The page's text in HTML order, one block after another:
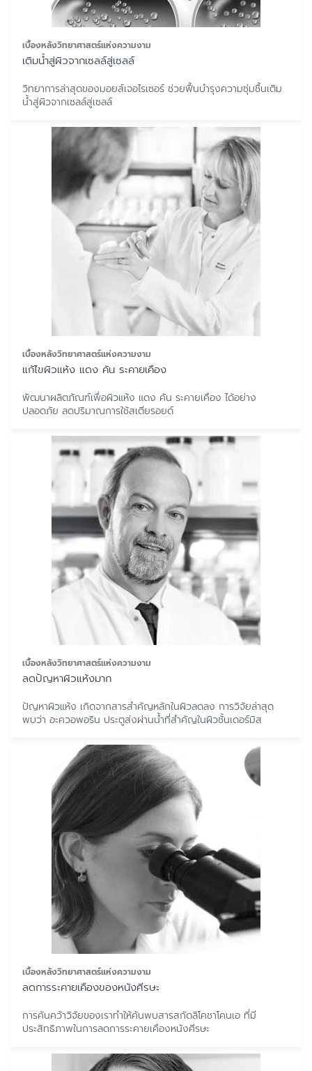
เบื้องหลังวิทยาศาสตร์แห่งความงาม
เติมน้ำสู่ผิวจากเซลล์สู่เซลล์
วิทยาการล่าสุดของมอยส์เจอไรเซอร์ ช่วยฟื้นบำรุงความชุ่มชื้นเติม
น้ำสู่ผิวจากเซลล์สู่เซลล์
เบื้องหลังวิทยาศาสตร์แห่งความงาม
แก้ไขผิวแห้ง แดง คัน ระคายเคือง
พัฒนาผลิตภัณฑ์เพื่อผิวแห้ง แดง คัน ระคายเคือง ได้อย่าง
ปลอดภัย ลดปริมาณการใช้สเตียรอยด์
เบื้องหลังวิทยาศาสตร์แห่งความงาม
ลดปัญหาผิวแห้งมาก
ปัญหาผิวแห้ง เกิดจากสารสำคัญหลักในผิวลดลง การวิจัยล่าสุด
พบว่า อะควอพอริน ประตูส่งผ่านน้ำที่สำคัญในผิวชั้นเดอร์มิส
เบื้องหลังวิทยาศาสตร์แห่งความงาม
ลดการระคายเคืองของหนังศีรษะ
การค้นคว้าวิจัยของเราทำให้ค้นพบสารสกัดลิโคชาโคนเอ ที่มี
ประสิทธิภาพในการลดการระคายเคืองหนังศีรษะ